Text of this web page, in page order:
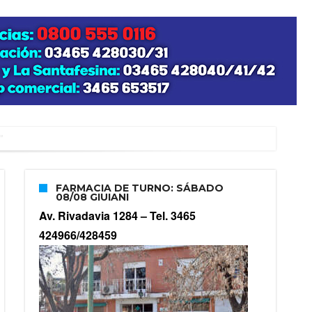
su nacimiento
FARMACIA DE TURNO: SÁBADO
08/08 GIUIANI
Av. Rivadavia 1284 –Tel. 3465
424966/428459